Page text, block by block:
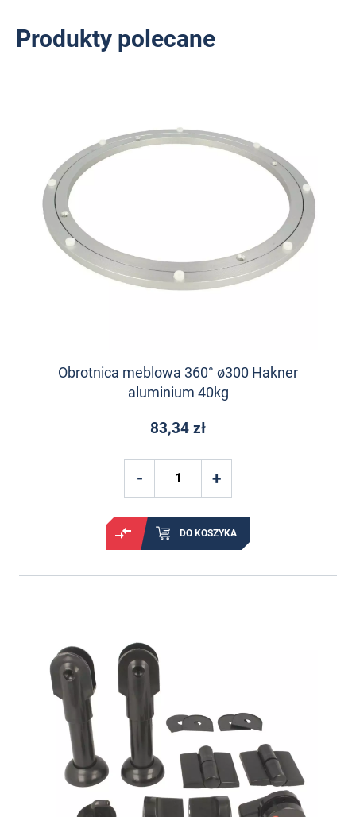
Produkty polecane
Obrotnica meblowa 360° ø300 Hakner
aluminium 40kg
83,34 zł
DO KOSZYKA